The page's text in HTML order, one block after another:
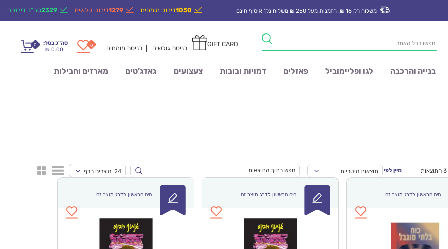
משלוח רק 16 ₪. הזמנות מעל 250 ₪ משלוח נק’ איסוף חינם 1050דירוגי מומחים 1279דירוגי גולשים 2329סה"כ דירוגים
Products
search
GIFT CARD כניסת גולשים כניסת מומחים 0
0 סה"כ בסל:
₪ 0.00
בנייה והרכבה לגו ופליימוביל פאזלים דמויות ובובות צעצועים גאדג’טים מארזים וחבילות
מיין לפי תוצאות מיטביות 24 מוצרים בדף
היה הראשון לדרג מוצר זה היה הראשון לדרג מוצר זה היה הראשון לדרג מוצר זה